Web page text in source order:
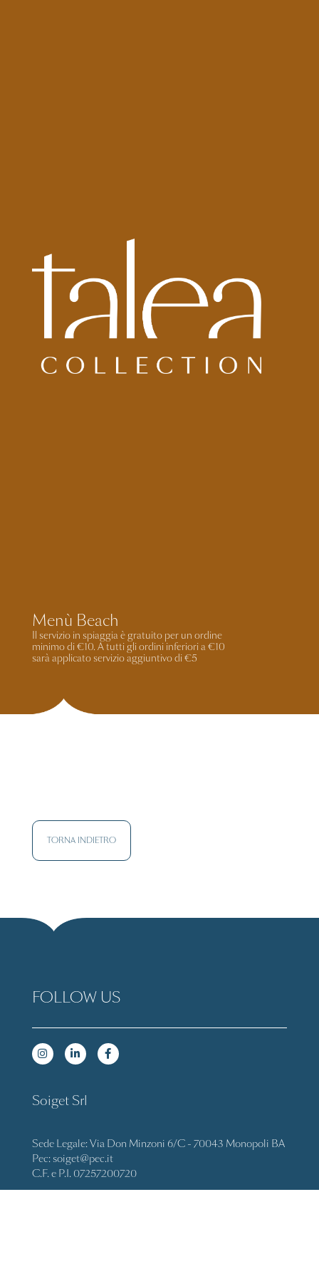
Menù Beach
Il servizio in spiaggia è gratuito per un ordine
minimo di €10. A tutti gli ordini inferiori a €10
sarà applicato servizio aggiuntivo di €5
TORNA INDIETRO
FOLLOW US
Soiget Srl
Sede Legale: Via Don Minzoni 6/C - 70043 Monopoli BA
Pec: soiget@pec.it
C.F. e P.I. 07257200720